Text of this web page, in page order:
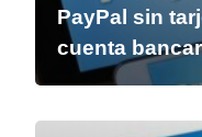
PayPal sin
cuenta